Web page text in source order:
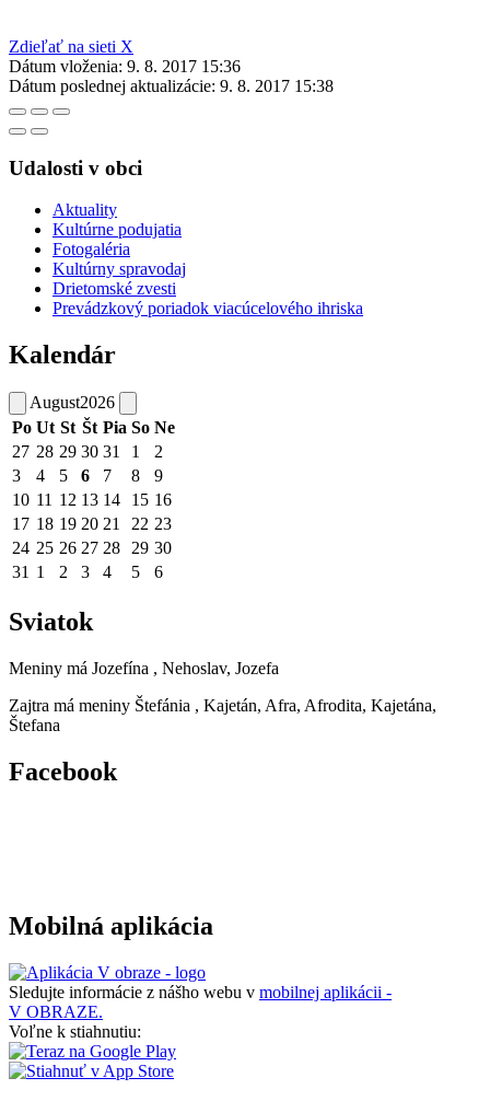
Zdieľať na sieti X
Dátum vloženia: 9. 8. 2017 15:36
Dátum poslednej aktualizácie: 9. 8. 2017 15:38
Udalosti v obci
Aktuality
Kultúrne podujatia
Fotogaléria
Kultúrny spravodaj
Drietomské zvesti
Prevádzkový poriadok viacúcelového ihriska
Kalendár
August2026
Po Ut St Št Pia So Ne
27 28 29 30 31 1
2
3
4 5 6 7 8
9
10 11 12 13 14 15 16
17 18 19 20 21 22 23
24 25 26 27 28 29 30
31 1 2 3 4 5 6
Sviatok
Meniny má Jozefína , Nehoslav, Jozefa
Zajtra má meniny Štefánia , Kajetán, Afra, Afrodita, Kajetána,
Štefana
Facebook
Mobilná aplikácia
Sledujte informácie z nášho webu v mobilnej aplikácii -
V OBRAZE.
Voľne k stiahnutiu: